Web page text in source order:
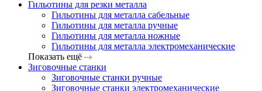
Гильотины для резки металла
Гильотины для металла сабельные
Гильотины для металла ручные
Гильотины для металла ножные
Гильотины для металла электромеханические
Показать ещё
Зиговочные станки
Зиговочные станки ручные
Зиговочные станки электромеханические